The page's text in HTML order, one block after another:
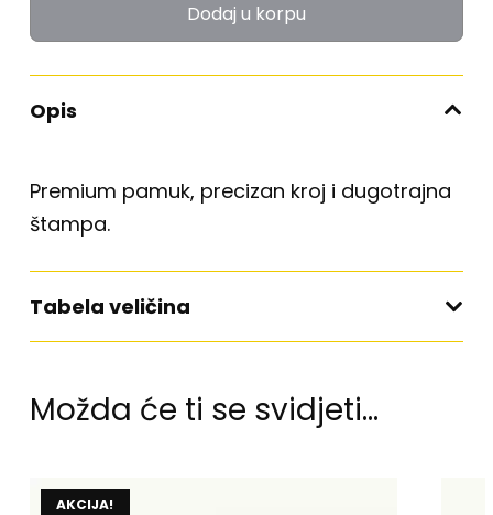
Dodaj u korpu
Opis
Premium pamuk, precizan kroj i dugotrajna
štampa.
Tabela veličina
Možda će ti se svidjeti…
AKCIJA!